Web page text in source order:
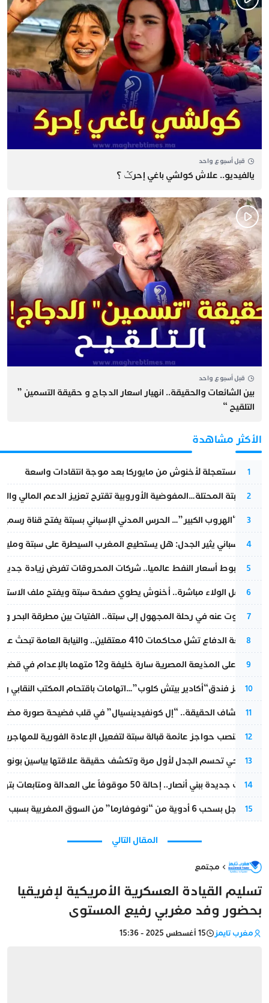
قبل أسبوع واحد
يالفيديو.. علاش كولشي باغي إحرݣ ؟
قبل أسبوع واحد
بين الشائعات والحقيقة.. انهيار اسعار الدجاج و حقيقة التسمين ”
التلقيح “
الأكثر مشاهدة
1
عودة مستعجلة لأخنوش من مايوركا بعد موجة انتقادات واسعة
2
أزمة سبتة المحتلة…المفوضية الأوروبية تقترح تعزيز الدعم المالي
3
عملية “الهروب الكبير”… الحرس المدني الإسباني بسبتة يفتح قناة
4
تقرير إسباني يثير الجدل: هل يستطيع المغرب السيطرة على سبتة
5
رغم هبوط أسعار النفط عالميا.. شركات المحروقات تفرض زيادة
6
بعد حفل الولاء مباشرة.. أخنوش يطوي صفحة سبتة ويفتح ملف
7
المسكوت عنه في رحلة المجهول إلى سبتة.. الفتيات بين مطرقة البحر
8
مقاطعة الدفاع تشل محاكمات 410 معتقلين.. والنيابة العامة تبحث عن حل قانوني
9
الحكم على المذيعة المصرية سارة خليفة و12 متهما بالإعدام في قضية هزت بلاد الفراعنة
10
أزمة تهز فندق“أكادير بيتش كلوب”…اتهامات باقتحام المكتب النقابي
11
بعد انكشاف الحقيقة.. “إل كونفيدينسيال” في قلب فضيحة صورة
12
إسبانيا تنصب حواجز عائمة قبالة سبتة لتفعيل الإعادة الفورية للمهاجرين
13
نورا فتحي تحسم الجدل لأول مرة وتكشف حقيقة علاقتها بياسين بونو
14
تطورات جديدة ببني أنصار.. إحالة 50 موقوفاً على العدالة ومتابعات بتهم ثقيلة
15
قرار عاجل بسحب 6 أدوية من “نوفوفارما” من السوق المغربية بسبب خلل في الجودة
المقال التالي
مجتمع
تسليم القيادة العسكرية الأمريكية لإفريقيا
بحضور وفد مغربي رفيع المستوى
مغرب تايمز 15 أغسطس 2025 - 15:36